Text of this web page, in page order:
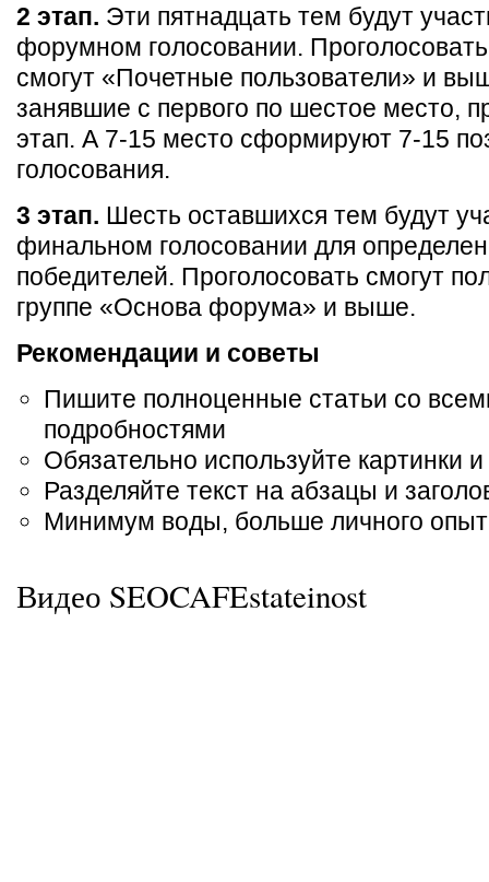
2 этап. Эти пятнадцать тем будут
форумном голосовании.
смогут «Почетные пользователи» и
занявшие с первого по шестое место,
этап. А 7-15 место сформируют 7-15
голосования.
3 этап. Шесть оставшихся тем будут
финальном голосовании для
победителей. Проголосовать смогут
группе «Основа форума» и выше.
Рекомендации и советы
Пишите полноценные статьи со
подробностями
Обязательно используйте картинки
Разделяйте текст на абзацы и
Минимум воды, больше личного
Видео SEOCAFEstateinost